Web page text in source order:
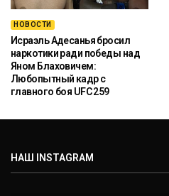
НОВОСТИ
Исраэль Адесанья бросил
наркотики ради победы над
Яном Блаховичем:
Любопытный кадр с
главного боя UFC 259
НАШ INSTAGRAM